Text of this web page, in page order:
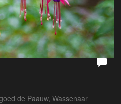
de Paauw, Wassenaar